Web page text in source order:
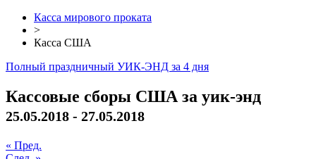
Касса мирового проката
>
Касса США
Полный праздничный УИК-ЭНД за 4 дня
Кассовые сборы США за уик-энд
25.05.2018 - 27.05.2018
« Пред.